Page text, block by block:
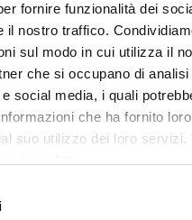
fornire funzionalità dei
il nostro traffico.
sul modo in cui utilizza il
che si occupano di analisi
social media, i quali
che ha fornito
suo utilizzo dei loro servizi.
nicht gefunden,
Sie uns, wenn Sie Hilfe
Ihre kundenspezifische
Kontaktieren Sie